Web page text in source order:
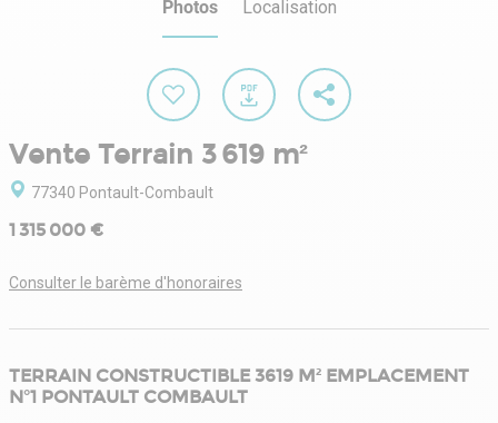
Photos Localisation
Vente Terrain 3 619 m²
77340 Pontault-Combault
1 315 000 €
Consulter le barème d'honoraires
TERRAIN CONSTRUCTIBLE 3619 M² EMPLACEMENT
N°1 PONTAULT COMBAULT